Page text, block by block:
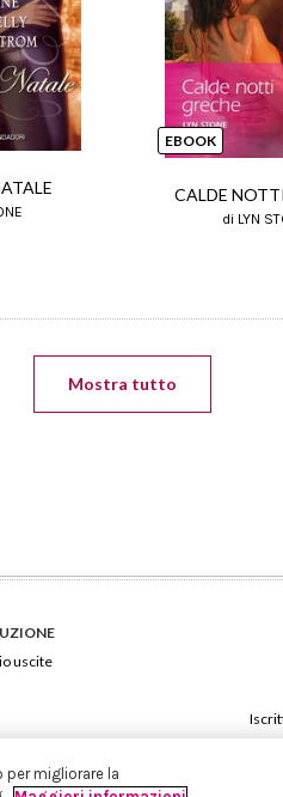
EBOOK
CALDE
di LYN
Mostra tutto
uscite
migliorare la